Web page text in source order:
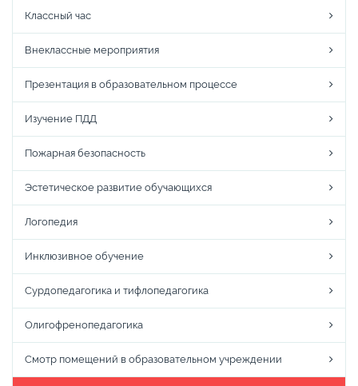
Классный час
Внеклассные мероприятия
Презентация в образовательном процессе
Изучение ПДД
Пожарная безопасность
Эстетическое развитие обучающихся
Логопедия
Инклюзивное обучение
Сурдопедагогика и тифлопедагогика
Олигофренопедагогика
Смотр помещений в образовательном учреждении